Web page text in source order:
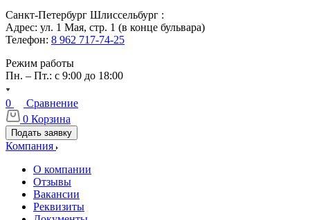
Санкт-Петербург Шлиссельбург :
Адрес: ул. 1 Мая, стр. 1 (в конце бульвара)
Телефон: 8 962 717-74-25
Режим работы
Пн. – Пт.: с 9:00 до 18:00
0
Сравнение
0 Корзина
Подать заявку
Компания
О компании
Отзывы
Вакансии
Реквизиты